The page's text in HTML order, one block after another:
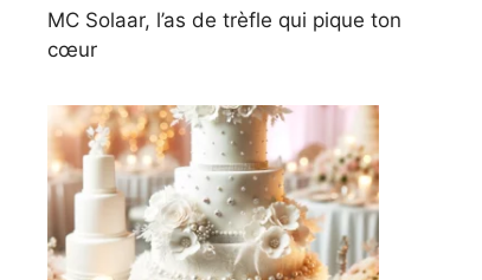
MC Solaar, l’as de trèfle qui pique ton
cœur